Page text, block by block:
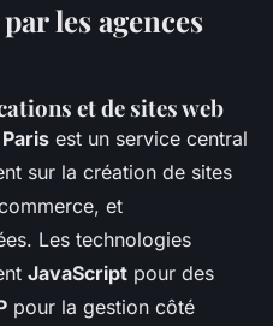
les agences
et de sites web
est un service central
sur la création de sites
et
Les technologies
JavaScript pour des
pour la gestion côté